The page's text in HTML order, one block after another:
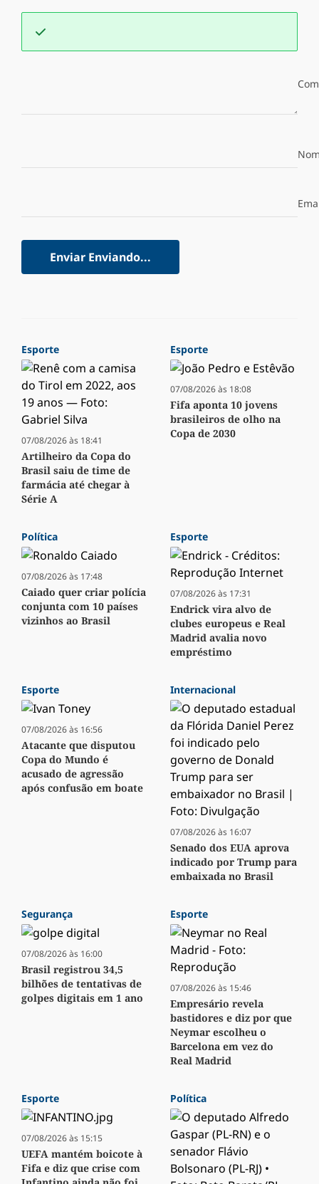
Enviar Enviando...
Esporte
07/08/2026 às 18:41
Artilheiro da Copa do
Brasil saiu de time de
farmácia até chegar à
Série A
Esporte
07/08/2026 às 18:08
Fifa aponta 10 jovens
brasileiros de olho na
Copa de 2030
Política
07/08/2026 às 17:48
Caiado quer criar polícia
conjunta com 10 países
vizinhos ao Brasil
Esporte
07/08/2026 às 17:31
Endrick vira alvo de
clubes europeus e Real
Madrid avalia novo
empréstimo
Esporte
07/08/2026 às 16:56
Atacante que disputou
Copa do Mundo é
acusado de agressão
após confusão em boate
Internacional
07/08/2026 às 16:07
Senado dos EUA aprova
indicado por Trump para
embaixada no Brasil
Segurança
07/08/2026 às 16:00
Brasil registrou 34,5
bilhões de tentativas de
golpes digitais em 1 ano
Esporte
07/08/2026 às 15:46
Empresário revela
bastidores e diz por que
Neymar escolheu o
Barcelona em vez do
Real Madrid
Esporte
07/08/2026 às 15:15
UEFA mantém boicote à
Fifa e diz que crise com
Política